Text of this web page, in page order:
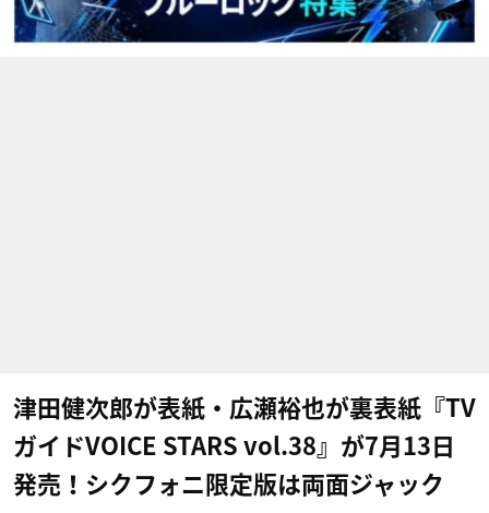
津田健次郎が表紙・広瀬裕也が裏表紙『TV
ガイドVOICE STARS vol.38』が7月13日
発売！シクフォニ限定版は両面ジャック